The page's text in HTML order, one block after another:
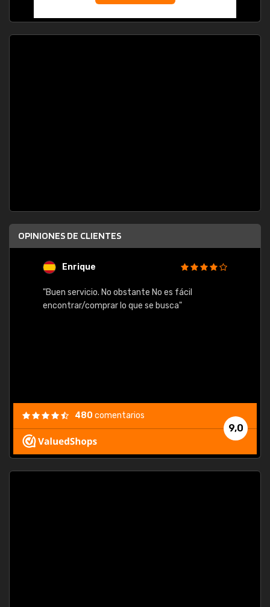
OPINIONES DE CLIENTES
Enrique
"Buen servicio. No obstante No es fácil
encontrar/comprar lo que se busca"
9,0
480 comentarios